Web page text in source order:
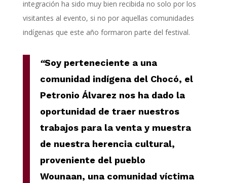
integración ha sido muy bien recibida no solo por los
visitantes al evento, si no por aquellas comunidades
indígenas que este año formaron parte del festival.
“Soy perteneciente a una
comunidad indígena del Chocó, el
Petronio Álvarez nos ha dado la
oportunidad de traer nuestros
trabajos para la venta y muestra
de nuestra herencia cultural,
proveniente delpueblo
Wounaan, una comunidad víctima